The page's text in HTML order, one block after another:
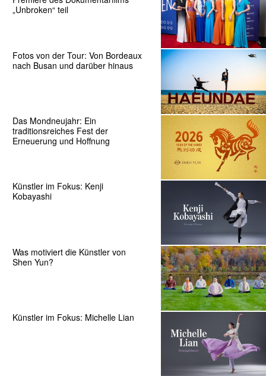
„Unbroken“ teil
Fotos von der Tour: Von Bordeaux
nach Busan und darüber hinaus
Das Mondneujahr: Ein
traditionsreiches Fest der
Erneuerung und Hoffnung
Künstler im Fokus: Kenji
Kobayashi
Was motiviert die Künstler von
Shen Yun?
Künstler im Fokus: Michelle Lian